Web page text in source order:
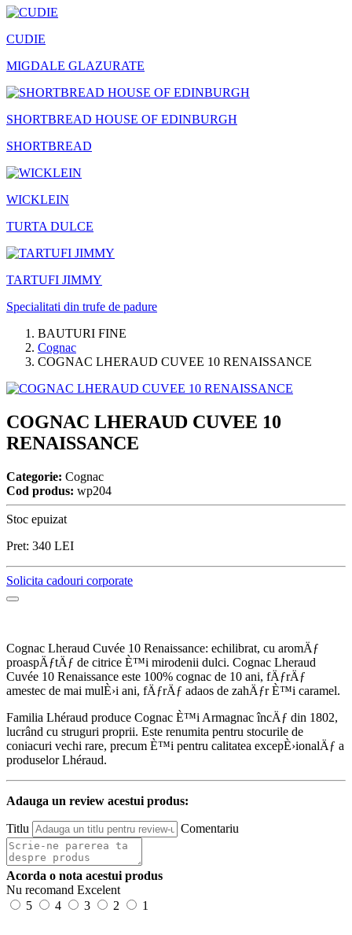
CUDIE
MIGDALE GLAZURATE
SHORTBREAD HOUSE OF EDINBURGH
SHORTBREAD
WICKLEIN
TURTA DULCE
TARTUFI JIMMY
Specialitati din trufe de padure
BAUTURI FINE
Cognac
COGNAC LHERAUD CUVEE 10 RENAISSANCE
COGNAC LHERAUD CUVEE 10
RENAISSANCE
Categorie: Cognac
Cod produs: wp204
Stoc epuizat
Pret: 340 LEI
Solicita cadouri corporate
Cognac Lheraud Cuvée 10 Renaissance: echilibrat, cu aromÄƒ
proaspÄƒtÄƒ de citrice È™i mirodenii dulci. Cognac Lheraud
Cuvée 10 Renaissance este 100% cognac de 10 ani, fÄƒrÄƒ
amestec de mai mulÈ›i ani, fÄƒrÄƒ adaos de zahÄƒr È™i caramel.
Familia Lhéraud produce Cognac È™i Armagnac încÄƒ din 1802,
lucrând cu struguri proprii. Este renumita pentru stocurile de
coniacuri vechi rare, precum È™i pentru calitatea excepÈ›ionalÄƒ a
produselor Lhéraud.
Adauga un review acestui produs:
Titlu Comentariu
Acorda o nota acestui produs
Nu recomand Excelent
5
4 3 2 1